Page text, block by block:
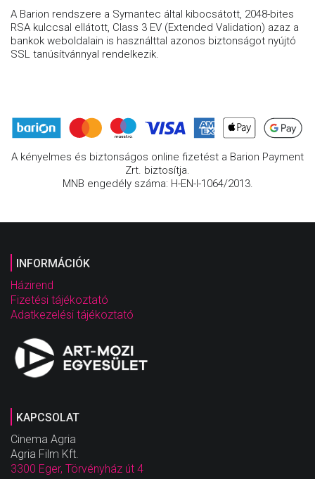
A Barion rendszere a Symantec által kibocsátott, 2048-bites
RSA kulccsal ellátott, Class 3 EV (Extended Validation) azaz a
bankok weboldalain is használttal azonos biztonságot nyújtó
SSL tanúsítvánnyal rendelkezik.
A kényelmes és biztonságos online fizetést a Barion Payment
Zrt. biztosítja.
MNB engedély száma: H-EN-I-1064/2013.
INFORMÁCIÓK
Házirend
Fizetési tájékoztató
Adatkezelési tájékoztató
KAPCSOLAT
Cinema Agria
Agria Film Kft.
3300 Eger, Törvényház út 4